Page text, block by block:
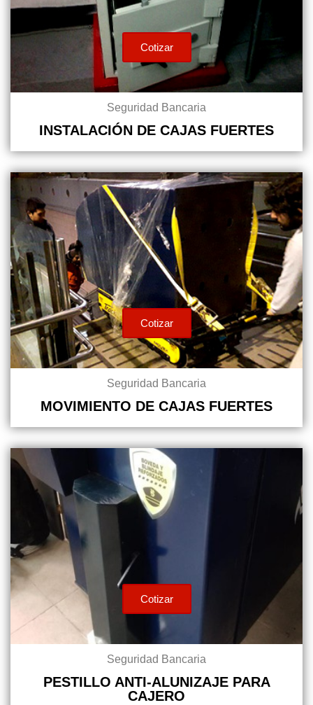
Cotizar
Seguridad Bancaria
INSTALACIÓN DE CAJAS FUERTES
Cotizar
Seguridad Bancaria
MOVIMIENTO DE CAJAS FUERTES
Cotizar
Seguridad Bancaria
PESTILLO ANTI-ALUNIZAJE PARA
CAJERO